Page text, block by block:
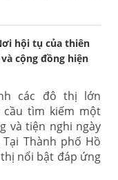
hội tụ của thiên
cộng đồng hiện
các đô thị lớn
cầu tìm kiếm một
và tiện nghi ngày
Thành phố Hồ
nổi bật đáp ứng